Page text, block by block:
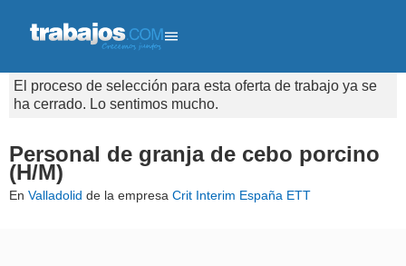
El proceso de selección para esta oferta de trabajo ya se
ha cerrado. Lo sentimos mucho.
Personal de granja de cebo porcino
(H/M)
En Valladolid de la empresa Crit Interim España ETT